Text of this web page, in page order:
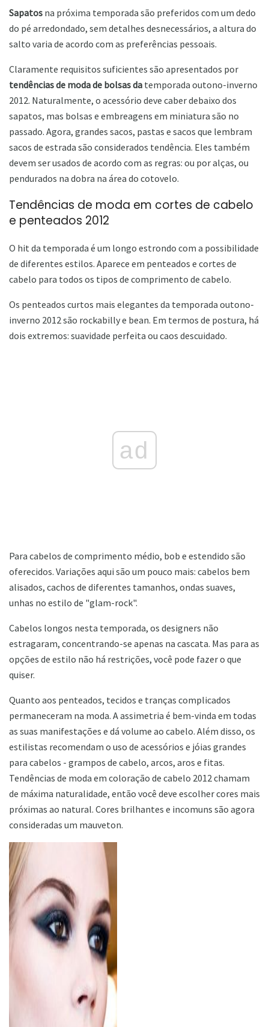
Sapatos na próxima temporada são preferidos com um dedo
do pé arredondado, sem detalhes desnecessários, a altura do
salto varia de acordo com as preferências pessoais.
Claramente requisitos suficientes são apresentados por
tendências de moda de bolsas da temporada outono-inverno
2012. Naturalmente, o acessório deve caber debaixo dos
sapatos, mas bolsas e embreagens em miniatura são no
passado. Agora, grandes sacos, pastas e sacos que lembram
sacos de estrada são considerados tendência. Eles também
devem ser usados ​​de acordo com as regras: ou por alças, ou
pendurados na dobra na área do cotovelo.
Tendências de moda em cortes de cabelo
e penteados 2012
O hit da temporada é um longo estrondo com a possibilidade
de diferentes estilos. Aparece em penteados e cortes de
cabelo para todos os tipos de comprimento de cabelo.
Os penteados curtos mais elegantes da temporada outono-
inverno 2012 são rockabilly e bean. Em termos de postura, há
dois extremos: suavidade perfeita ou caos descuidado.
ad
Para cabelos de comprimento médio, bob e estendido são
oferecidos. Variações aqui são um pouco mais: cabelos bem
alisados, cachos de diferentes tamanhos, ondas suaves,
unhas no estilo de "glam-rock".
Cabelos longos nesta temporada, os designers não
estragaram, concentrando-se apenas na cascata. Mas para as
opções de estilo não há restrições, você pode fazer o que
quiser.
Quanto aos penteados, tecidos e tranças complicados
permaneceram na moda. A assimetria é bem-vinda em todas
as suas manifestações e dá volume ao cabelo. Além disso, os
estilistas recomendam o uso de acessórios e jóias grandes
para cabelos - grampos de cabelo, arcos, aros e fitas.
Tendências de moda em coloração de cabelo 2012 chamam
de máxima naturalidade, então você deve escolher cores mais
próximas ao natural. Cores brilhantes e incomuns são agora
consideradas um mauveton.